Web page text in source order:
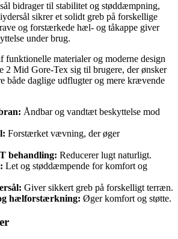
bidrager til stabilitet og støddæmpning,
sikrer et solidt greb på forskellige
og forstærkede hæl- og tåkappe giver
under brug.
funktionelle materialer og moderne design
2 Mid Gore-Tex sig til brugere, der ønsker
både daglige udflugter og mere krævende
Åndbar og vandtæt beskyttelse mod
Forstærket vævning, der øger
behandling: Reducerer lugt naturligt.
Let og støddæmpende for komfort og
Giver sikkert greb på forskelligt terræn.
hælforstærkning: Øger komfort og støtte.